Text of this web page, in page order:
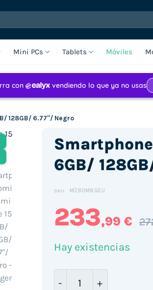
Mini PCs Tablets Móviles
128GB/ 6.77″/ Negro
6GB/
SKU: MZB0M8GEU
233,99 €
Hay existencias
Smartphone Xiaomi